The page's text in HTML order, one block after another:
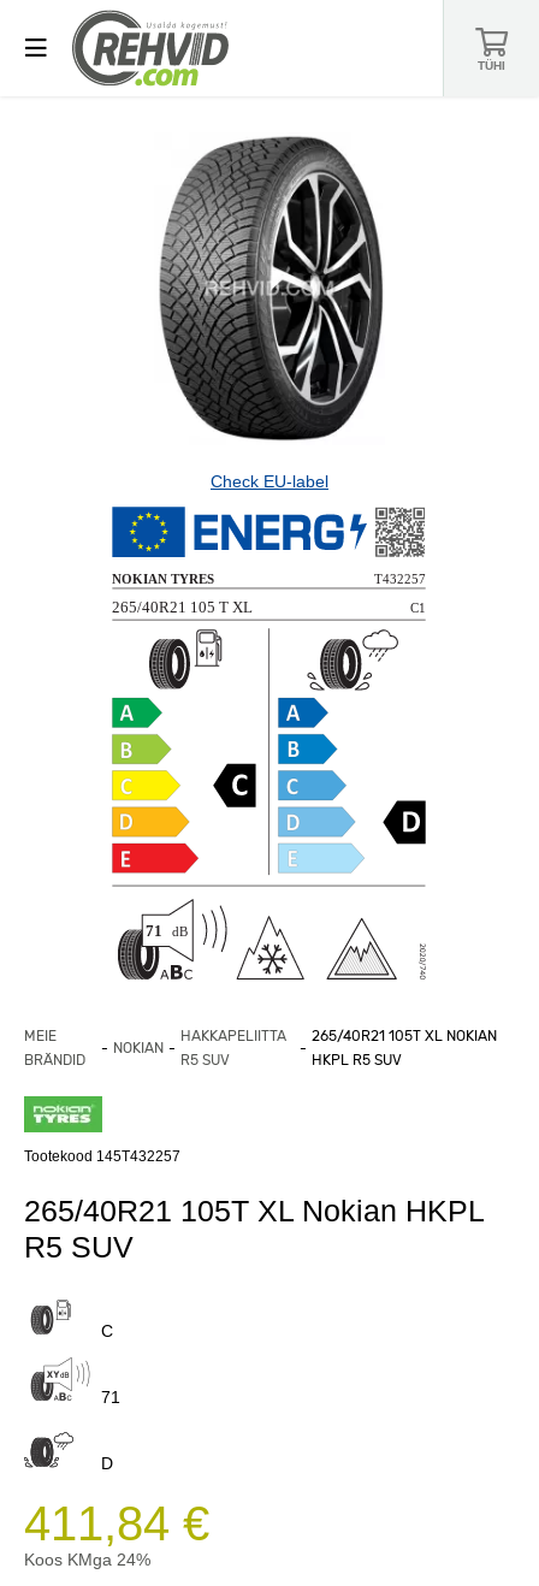
TÜHI
MEIE
BRÄNDID
NOKIAN
HAKKAPELIITTA
R5 SUV
265/40R21 105T XL NOKIAN
HKPL R5 SUV
Tootekood 145T432257
265/40R21 105T XL Nokian HKPL
R5 SUV
C
71
D
411,84 €
Koos KMga 24%
Check EU-label